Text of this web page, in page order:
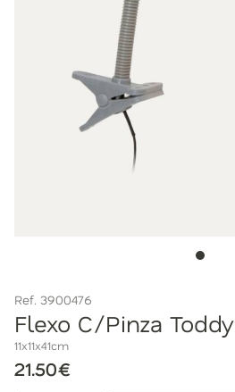
Ref. 3900476
Flexo C/Pinza Toddy
11x11x41cm
21.50€